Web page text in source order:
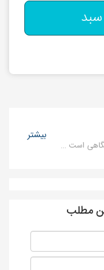
دستگاه MBS - 1750 ساخت شرکت میوا دستگاهی است که برای خواندن بارکد استفاده می‌شود.
بیشتر
مطلب